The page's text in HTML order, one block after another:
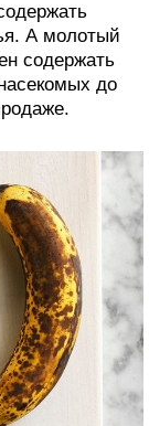
А молотый
содержать
до